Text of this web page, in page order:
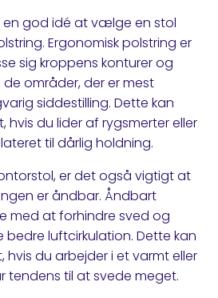
god idé at vælge en stol
Ergonomisk polstring er
sig kroppens konturer og
områder, der er mest
siddestilling. Dette kan
du lider af rygsmerter eller
til dårlig holdning.
er det også vigtigt at
er åndbar. Åndbart
med at forhindre sved og
luftcirkulation. Dette kan
du arbejder i et varmt eller
tendens til at svede meget.